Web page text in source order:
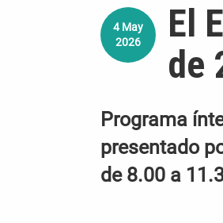
4 May
2026
El
de
Programa
presentado
de 8.00 a